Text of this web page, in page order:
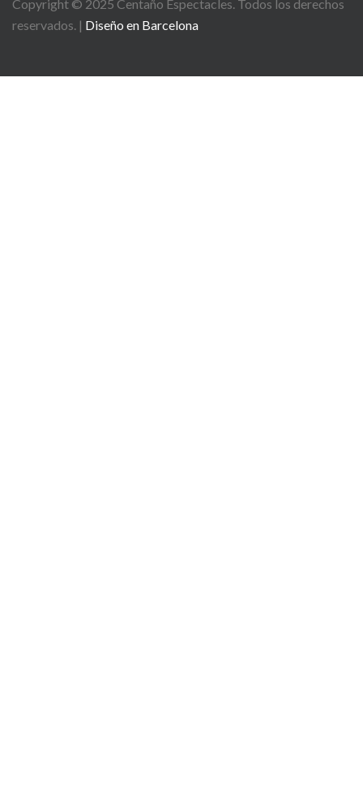
Copyright © 2025 Centaño Espectacles. Todos los derechos
reservados. | Diseño en Barcelona